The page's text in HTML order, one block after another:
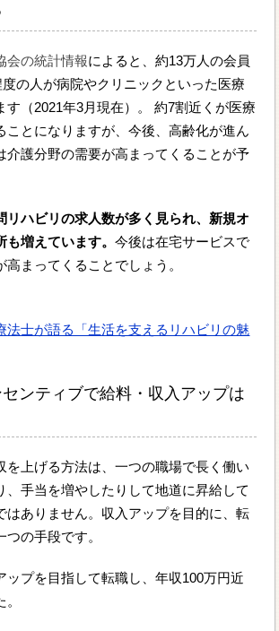
会の統計情報によると、約13万人の会員
の人が病院やクリニックといった医療
す（2021年3月現在）。 約7割近くが医療
ことになりますが、今後、高齢化が進ん
介護分野の需要が高まってくることが予
リハビリの求人数が多く見られ、新規オ
も増えています。今後は在宅サービスで
まってくることでしょう。
法士が語る「生活を支えるリハビリの魅
ンティブで給料・収入アップは
を上げる方法は、一つの職場で長く働い
、手当を増やしたりして地道に昇給して
はありません。収入アップを目的に、転
の手段です。
ップを目指して転職し、年収100万円近